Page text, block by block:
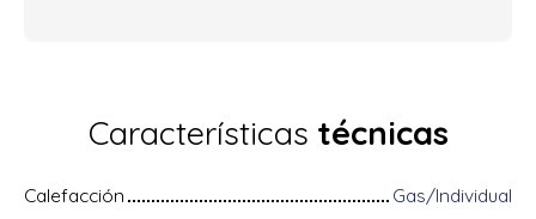
Características técnicas
Calefacción
Gas/Individual